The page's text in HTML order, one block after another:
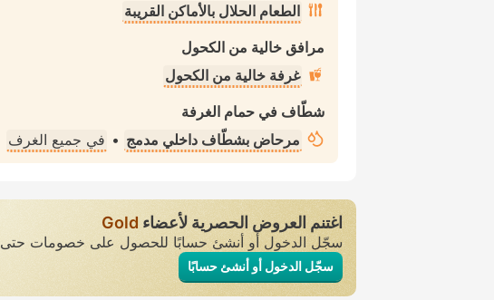
الطعام الحلال بالأماكن القريبة
مرافق خالية من الكحول
غرفة خالية من الكحول
شطّاف في حمام الغرفة
مرحاض بشطّاف داخلي مدمج • في جميع الغرف
اغتنم العروض الحصرية لأعضاء Gold
سجّل الدخول أو أنشئ حسابًا للحصول على خصومات حتى
سجّل الدخول أو أنشئ حسابًا